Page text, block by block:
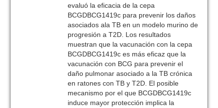
evaluó la eficacia de la cepa
BCGDBCG1419c para prevenir los daños
asociados ala TB en un modelo murino de
progresión a T2D. Los resultados
muestran que la vacunación con la cepa
BCGDBCG1419c es más eficaz que la
vacunación con BCG para prevenir el
daño pulmonar asociado a la TB crónica
en ratones con TB y T2D. El posible
mecanismo por el que BCGDBCG1419c
induce mayor protección implica la